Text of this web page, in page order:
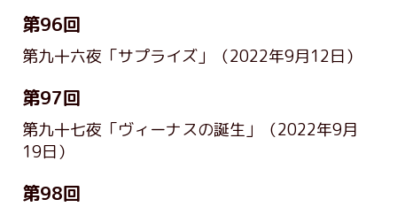
第96回
第九十六夜「サプライズ」 （2022年9月12日）
第97回
第九十七夜「ヴィーナスの誕生」
（2022年9月
19日）
第98回